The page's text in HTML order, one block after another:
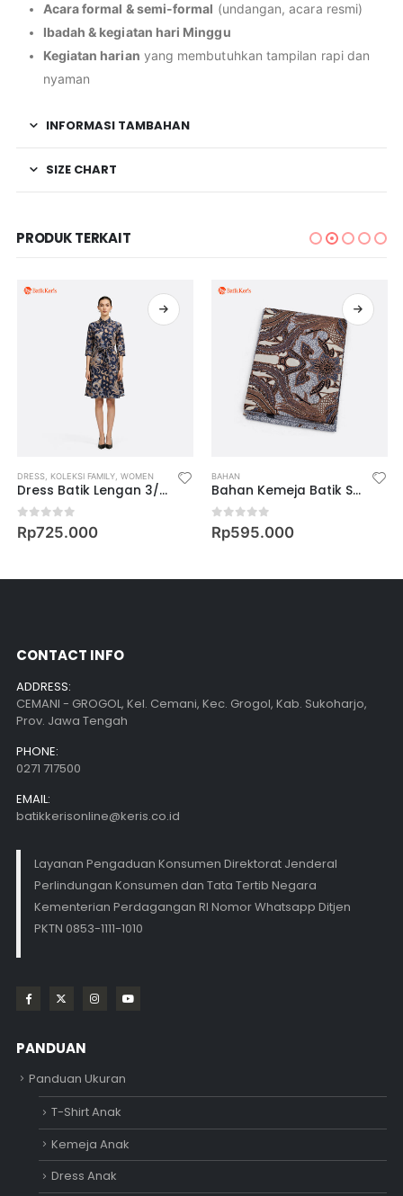
Acara formal & semi-formal (undangan, acara resmi)
Ibadah & kegiatan hari Minggu
Kegiatan harian yang membutuhkan tampilan rapi dan
nyaman
INFORMASI TAMBAHAN
SIZE CHART
PRODUK TERKAIT
FIT LONG SLEEVE SHIRT
DRESS, KOLEKSI FAMILY, WOMEN
Dress Batik Lengan 3/4 Motif Keris Peksi Nalendra
0out of 5
Rp725.000
BAHAN
Bahan Kemeja Batik Semi Pola Motif Keris Kala Binar
0out of 5
Rp595.000
CONTACT INFO
ADDRESS:
CEMANI - GROGOL, Kel. Cemani, Kec. Grogol, Kab. Sukoharjo,
Prov. Jawa Tengah
PHONE:
0271 717500
EMAIL:
batikkerisonline@keris.co.id
Layanan Pengaduan Konsumen Direktorat Jenderal
Perlindungan Konsumen dan Tata Tertib Negara
Kementerian Perdagangan RI Nomor Whatsapp Ditjen
PKTN 0853-1111-1010
PANDUAN
Panduan Ukuran
T-Shirt Anak
Kemeja Anak
Dress Anak